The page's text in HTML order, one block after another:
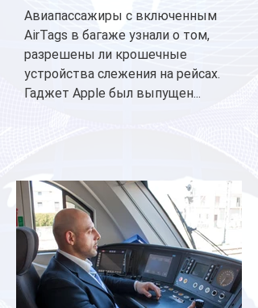
Авиапассажиры с включенным
AirTags в багаже узнали о том,
разрешены ли крошечные
устройства слежения на рейсах.
Гаджет Apple был выпущен...